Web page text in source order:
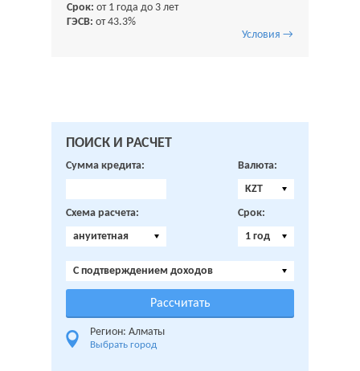
Срок: от 1 года до 3 лет
ГЭСВ: от 43.3%
Условия →
ПОИСК И РАСЧЕТ
Сумма кредита:
Валюта:
KZT
Схема расчета:
ануитетная
Срок:
1 год
C подтверждением доходов
Регион: Алматы
Выбрать город